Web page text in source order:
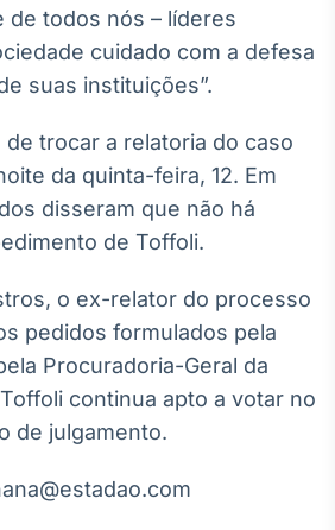
dados para
displays e telas
Curadoria
Curadoria de
conteúdos
noticiosos
Broadcast
Radar
Monitoramento
inteligente de
notícias e
Fundos
de todos nós – líderes
cuidado com a defesa
suas instituições”.
de trocar a relatoria do caso
da quinta-feira, 12. Em
disseram que não há
de Toffoli.
o ex-relator do processo
pedidos formulados pela
Procuradoria-Geral da
continua apto a votar no
de julgamento.